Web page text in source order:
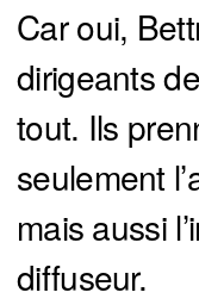
Car oui,
dirigeants
tout. Ils
seulement
mais aussi
diffuseur.